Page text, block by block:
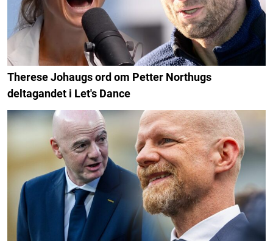
Therese Johaugs ord om Petter Northugs
deltagandet i Let's Dance